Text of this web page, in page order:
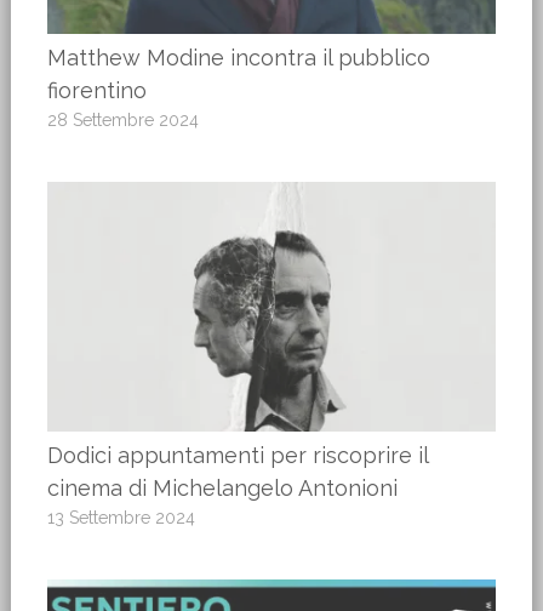
Matthew Modine incontra il pubblico
fiorentino
28 Settembre 2024
Dodici appuntamenti per riscoprire il
cinema di Michelangelo Antonioni
13 Settembre 2024